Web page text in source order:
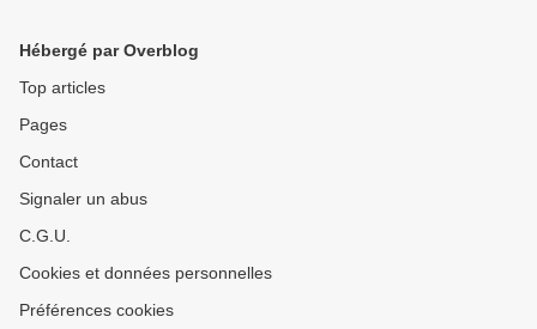
Hébergé par Overblog
Top articles
Pages
Contact
Signaler un abus
C.G.U.
Cookies et données personnelles
Préférences cookies